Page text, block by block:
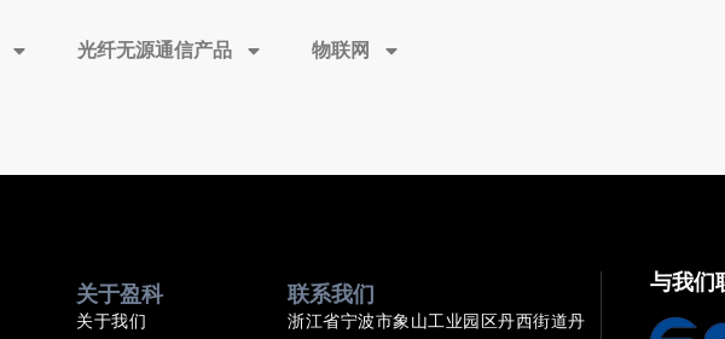
光纤无源通信产品 物联网
关于盈科
关于我们
联系我们
浙江省宁波市象山工业园区丹西街道丹
与我们